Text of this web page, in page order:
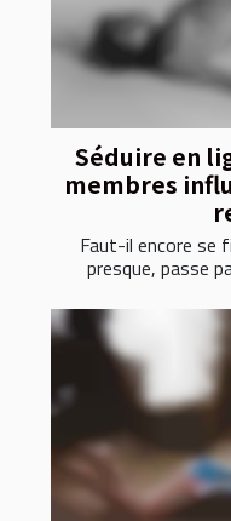
Séduire en
membres
Faut-il encore se
presque, passe